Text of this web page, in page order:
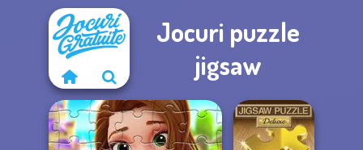
Jocuri puzzle
jigsaw